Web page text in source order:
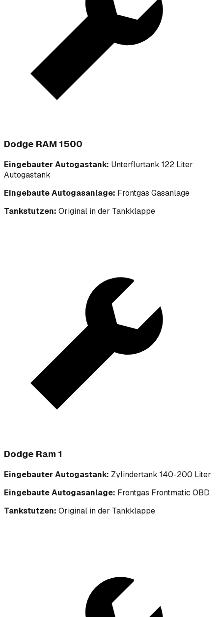
Dodge RAM 1500
Eingebauter Autogastank: Unterflurtank 122 Liter
Autogastank
Eingebaute Autogasanlage: Frontgas Gasanlage
Tankstutzen: Original in der Tankklappe
Dodge Ram 1
Eingebauter Autogastank: Zylindertank 140-200 Liter
Eingebaute Autogasanlage: Frontgas Frontmatic OBD
Tankstutzen: Original in der Tankklappe